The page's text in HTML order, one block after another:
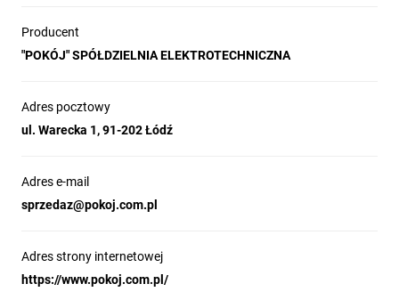
Producent
"POKÓJ" SPÓŁDZIELNIA ELEKTROTECHNICZNA
Adres pocztowy
ul. Warecka 1, 91-202 Łódź
Adres e-mail
sprzedaz@pokoj.com.pl
Adres strony internetowej
https://www.pokoj.com.pl/